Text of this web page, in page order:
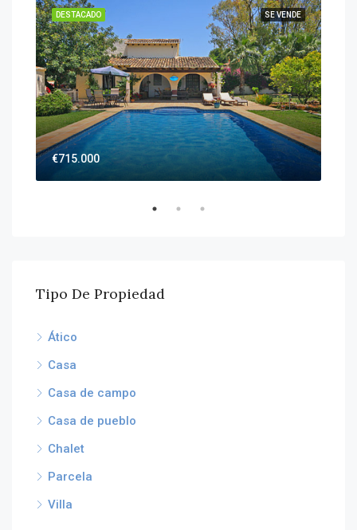
SE VENDE
DESTACADO
€715.000
Tipo De Propiedad
Ático
Casa
Casa de campo
Casa de pueblo
Chalet
Parcela
Villa